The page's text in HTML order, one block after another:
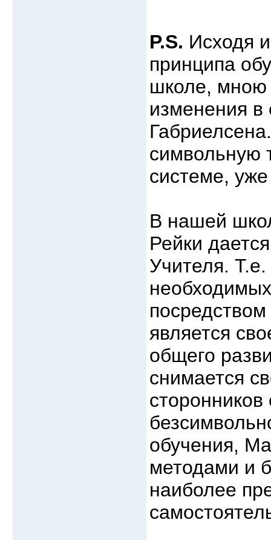
P.S. Исходя
принципа
школе, мною
изменения
символьную
системе,
В нашей
Рейки
Учителя.
является
общего
снимается
обучения,
методами и
наиболее